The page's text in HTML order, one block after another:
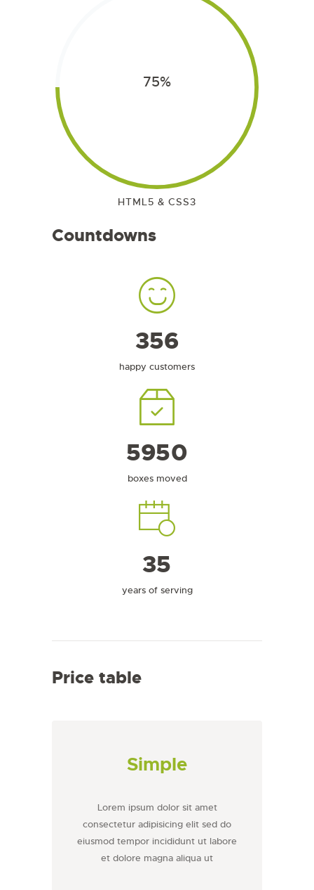
75%
HTML5 & CSS3
Countdowns
356
happy customers
6236
boxes moved
35
years of serving
Price table
Simple
Lorem ipsum dolor sit amet
consectetur adipisicing elit sed do
eiusmod tempor incididunt ut labore
et dolore magna aliqua ut